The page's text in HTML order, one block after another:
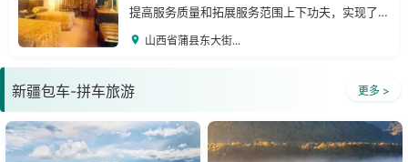
提高服务质量和拓展服务范围上下功夫，实现了经
济效益和社会效益的同步增长。
山西省蒲县东大街...
新疆包车-拼车旅游 更多 >